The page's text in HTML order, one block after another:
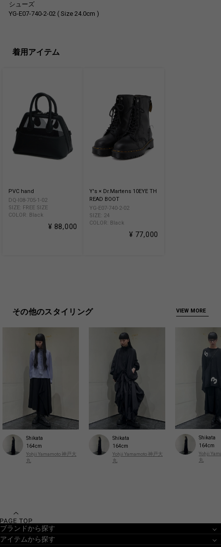
シューズ
YG-E07-740-2-02 ( Size 24.0cm )
着用アイテム
PVC hand
DQ-I08-705-1-02
SIZE: FREE SIZE
COLOR: Black
¥ 88,000
Y's × Dr.Martens 10EYE TH
READ BOOT
YG-E07-740-2-02
SIZE: 24
COLOR: Black
¥ 77,000
その他のスタイリング VIEW MORE
Shikata
164cm
Yohji Yamamoto 神戸大
丸
Shikata
164cm
Yohji Yamamoto 神戸大
丸
Shikata
164cm
Yohji
丸
ブランドから探す
アイテムから探す